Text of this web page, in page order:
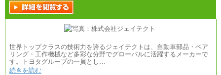
世界トップクラスの技術力を誇るジェイテクトは、自動車部品・ベア
リング・工作機械など多彩な分野でグローバルに活躍するメーカーで
す。トヨタグループの一員とし…
続きを読む